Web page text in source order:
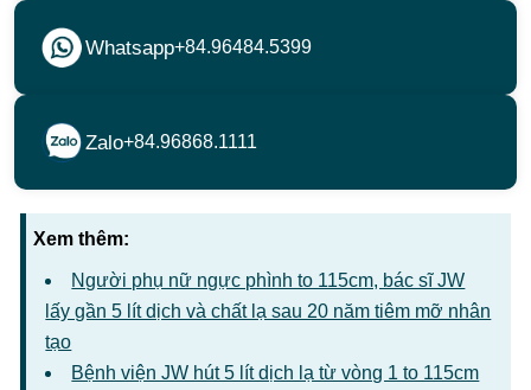
Whatsapp+84.96484.5399
Zalo+84.96868.1111
Xem thêm:
Người phụ nữ ngực phình to 115cm, bác sĩ JW
lấy gần 5 lít dịch và chất lạ sau 20 năm tiêm mỡ nhân
tạo
Bệnh viện JW hút 5 lít dịch lạ từ vòng 1 to 115cm